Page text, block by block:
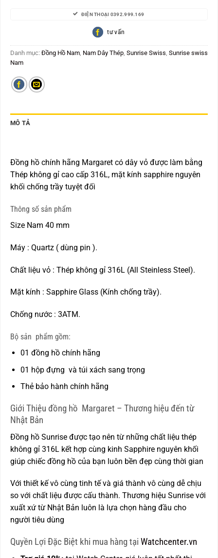
ĐIỆN THOẠI 0392.999.169
tư vấn
Danh mục: Đồng Hồ Nam, Nam Dây Thép, Sunrise Swiss, Sunrise swiss
Nam
MÔ TẢ
Đồng hồ chính hãng Margaret có dây vỏ được làm bằng
Thép không gỉ cao cấp 316L, mặt kính sapphire nguyên
khối chống trầy tuyệt đối
Thông số sản phẩm
Size Nam 40 mm
Máy : Quartz ( dùng pin ).
Chất liệu vỏ : Thép không gỉ 316L (All Steinless Steel).
Mặt kính : Sapphire Glass (Kính chống trầy).
Chống nước : 3ATM.
Bộ sản phẩm gồm:
01 đồng hồ chính hãng
01 hộp đựng và túi xách sang trọng
Thẻ bảo hành chính hãng
Giới Thiệu đồng hồ Margaret – Thương hiệu đến từ
Nhật Bản
Đồng hồ Sunrise được tạo nên từ những chất liệu thép
không gỉ 316L kết hợp cùng kinh Sapphire nguyên khối
giúp chiếc đồng hồ của bạn luôn bền đẹp cùng thời gian
Với thiết kế vô cùng tinh tế và giá thành vô cùng dễ chịu
so với chất liệu được cấu thành. Thương hiệu Sunrise với
xuất xứ từ Nhật Bản luôn là lựa chọn hàng đầu cho
người tiêu dùng
Quyền Lợi Đặc Biệt khi mua hàng tại Watchcenter.vn